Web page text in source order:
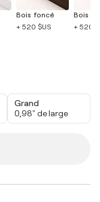
Bois foncé
+ 520 $US
Bois
+ 520
Grand
0,98" de large